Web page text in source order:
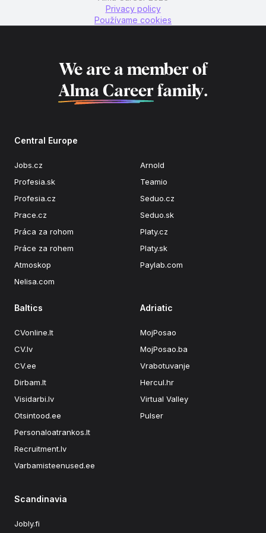
Privacy policy
Používame cookies
We are a member of
Alma Career family.
Central Europe
Jobs.cz
Profesia.sk
Profesia.cz
Prace.cz
Práca za rohom
Práce za rohem
Atmoskop
Nelisa.com
Arnold
Teamio
Seduo.cz
Seduo.sk
Platy.cz
Platy.sk
Paylab.com
Baltics
CVonline.lt
CV.lv
CV.ee
Dirbam.lt
Visidarbi.lv
Otsintood.ee
Personaloatrankos.lt
Recruitment.lv
Varbamisteenused.ee
Adriatic
MojPosao
MojPosao.ba
Vrabotuvanje
Hercul.hr
Virtual Valley
Pulser
Scandinavia
Jobly.fi